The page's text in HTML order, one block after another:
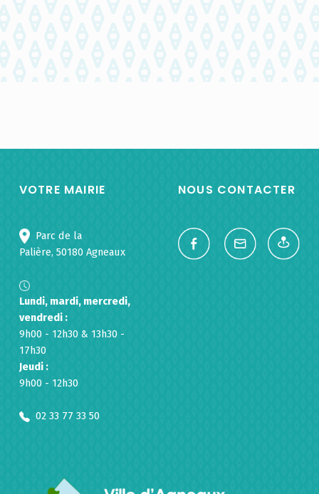
VOTRE MAIRIE
Parc de la
Palière, 50180 Agneaux
Lundi, mardi, mercredi,
vendredi :
9h00 - 12h30 & 13h30 -
17h30
Jeudi :
9h00 - 12h30
02 33 77 33 50
NOUS CONTACTER